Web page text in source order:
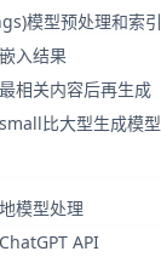
模型预处理和索
入结果
相关内容后再生成
比大型生成模
模型处理
API